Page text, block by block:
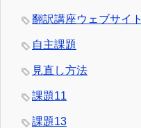
翻訳講座ウェブサイト
自主課題
見直し方法
課題11
課題13